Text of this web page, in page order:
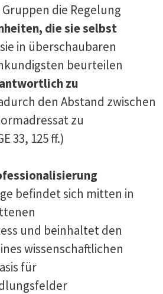
die Regelung
die sie selbst
in überschaubaren
beurteilen
zu
den Abstand zwischen
zu
33, 125 ff.)
befindet sich mitten in
und beinhaltet den
wissenschaftlichen
für